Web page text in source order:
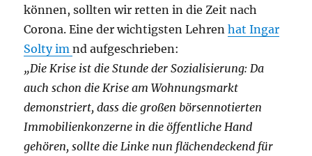
können, sollten wir retten in die Zeit nach
Corona. Eine der wichtigsten Lehrenhat Ingar
Solty imnd aufgeschrieben:
„Die Krise ist die Stunde der Sozialisierung: Da
auch schon die Krise am Wohnungsmarkt
demonstriert, dass die großen börsennotierten
Immobilienkonzerne in die öffentliche Hand
gehören, sollte die Linke nun flächendeckend für